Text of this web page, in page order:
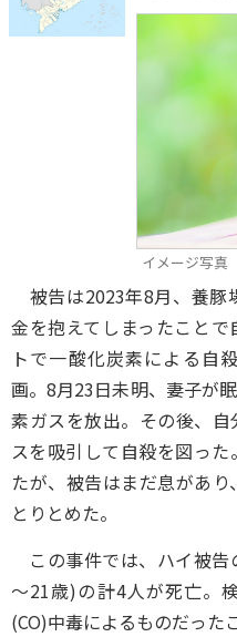
イメージ写真
被告は2023年8月、養豚
金を抱えてしまったこと
トで一酸化炭素による自
画。8月23日未明、妻子が
素ガスを放出。その後、
スを吸引して自殺を図っ
たが、被告はまだ息があ
とりとめた。
この事件では、ハイ被
～21歳)の計4人が死亡。
(CO)中毒によるものだった